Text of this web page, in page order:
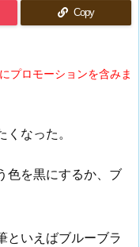
Copy
プロモーションを含みま
なった。
色を黒にするか、ブ
といえばブルーブラ